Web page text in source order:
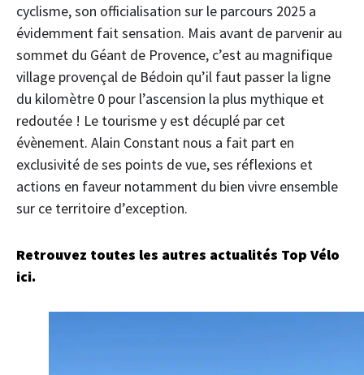
cyclisme, son officialisation sur le parcours 2025 a
évidemment fait sensation. Mais avant de parvenir au
sommet du Géant de Provence, c’est au magnifique
village provençal de Bédoin qu’il faut passer la ligne
du kilomètre 0 pour l’ascension la plus mythique et
redoutée ! Le tourisme y est décuplé par cet
évènement. Alain Constant nous a fait part en
exclusivité de ses points de vue, ses réflexions et
actions en faveur notamment du bien vivre ensemble
sur ce territoire d’exception.
Retrouvez toutes les autres actualités Top Vélo
ici.